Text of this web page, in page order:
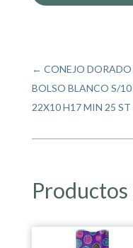
← CONEJO
BOLSO BLANCO S/
22X10 H17 MIN 25 ST